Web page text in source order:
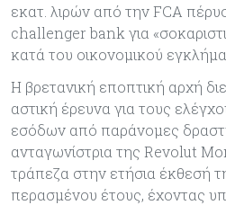
εκατ. λιρών από την FCA
challenger bank για
κατά του οικονομικού
Η βρετανική εποπτική αρχή
αστική έρευνα για τους
εσόδων από παράνομες
ανταγωνίστρια της Revolut
τράπεζα στην ετήσια έκθεσή
περασμένου έτους, έχοντας